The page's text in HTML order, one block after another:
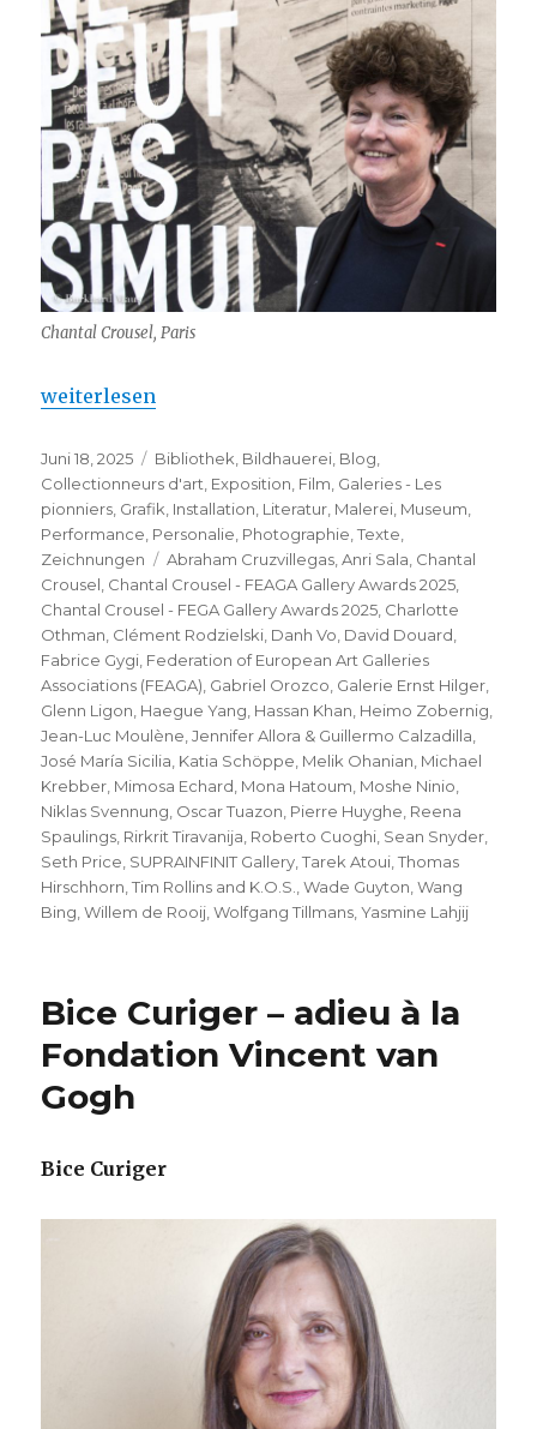
Chantal Crousel, Paris
„Chantal Crousel – FEAGA Gallery Awards 2025“
weiterlesen
Veröffentlicht
am
Juni 18, 2025 Kategorien
Bibliothek Bildhauerei Blog
Collectionneurs d'art Exposition Film Galeries - Les
pionniers Grafik Installation Literatur Malerei Museum
Performance Personalie Photographie ,Texte
Zeichnungen
Schlagwörter
Abraham Cruzvillegas ,Anri Sala Chantal
Crousel Chantal Crousel - FEAGA Gallery Awards 2025
Chantal Crousel - FEGA Gallery Awards 2025 Charlotte
Othman Clément Rodzielski Danh Vo David Douard
Fabrice Gygi Federation of European Art Galleries
Associations (FEAGA) Gabriel Orozco Galerie Ernst Hilger
Glenn Ligon Haegue Yang Hassan Khan Heimo Zobernig
Jean-Luc Moulène ,Jennifer Allora & Guillermo Calzadilla
José María Sicilia Katia Schöppe Melik Ohanian Michael
Krebber Mimosa Echard Mona Hatoum Moshe Ninio
Niklas Svennung Oscar Tuazon Pierre Huyghe Reena
Spaulings Rirkrit Tiravanija Roberto Cuoghi Sean Snyder
Seth Price SUPRAINFINIT Gallery ,Tarek Atoui ,Thomas
Hirschhorn ,Tim Rollins and K.O.S. ,Wade Guyton ,Wang
Bing ,Willem de Rooij ,Wolfgang Tillmans ,Yasmine Lahjij
Bice Curiger – adieu à la
Fondation Vincent van
Gogh
Bice Curiger